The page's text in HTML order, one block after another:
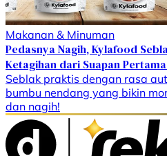
Makanan & Minuman
Pedasnya Nagih, Kylafood
Ketagihan dari Suapan
Seblak praktis dengan rasa
bumbu nendang yang bikin
dan nagih!